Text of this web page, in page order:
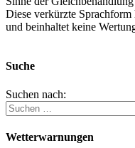
Diese verkürzte
und beinhaltet keine
Suche
Suchen nach:
Wetterwarnungen